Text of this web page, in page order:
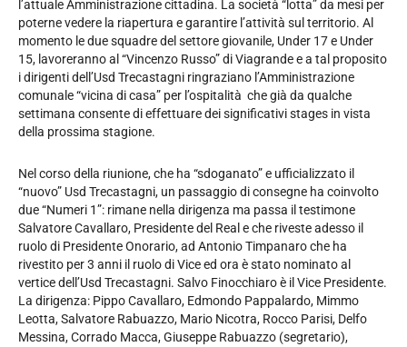
l’attuale Amministrazione cittadina. La società “lotta” da mesi per
poterne vedere la riapertura e garantire l’attività sul territorio. Al
momento le due squadre del settore giovanile, Under 17 e Under
15, lavoreranno al “Vincenzo Russo” di Viagrande e a tal proposito
i dirigenti dell’Usd Trecastagni ringraziano l’Amministrazione
comunale “vicina di casa” per l’ospitalità che già da qualche
settimana consente di effettuare dei significativi stages in vista
della prossima stagione.
Nel corso della riunione, che ha “sdoganato” e ufficializzato il
“nuovo” Usd Trecastagni, un passaggio di consegne ha coinvolto
due “Numeri 1”: rimane nella dirigenza ma passa il testimone
Salvatore Cavallaro, Presidente del Real e che riveste adesso il
ruolo di Presidente Onorario, ad Antonio Timpanaro che ha
rivestito per 3 anni il ruolo di Vice ed ora è stato nominato al
vertice dell’Usd Trecastagni. Salvo Finocchiaro è il Vice Presidente.
La dirigenza: Pippo Cavallaro, Edmondo Pappalardo, Mimmo
Leotta, Salvatore Rabuazzo, Mario Nicotra, Rocco Parisi, Delfo
Messina, Corrado Macca, Giuseppe Rabuazzo (segretario),